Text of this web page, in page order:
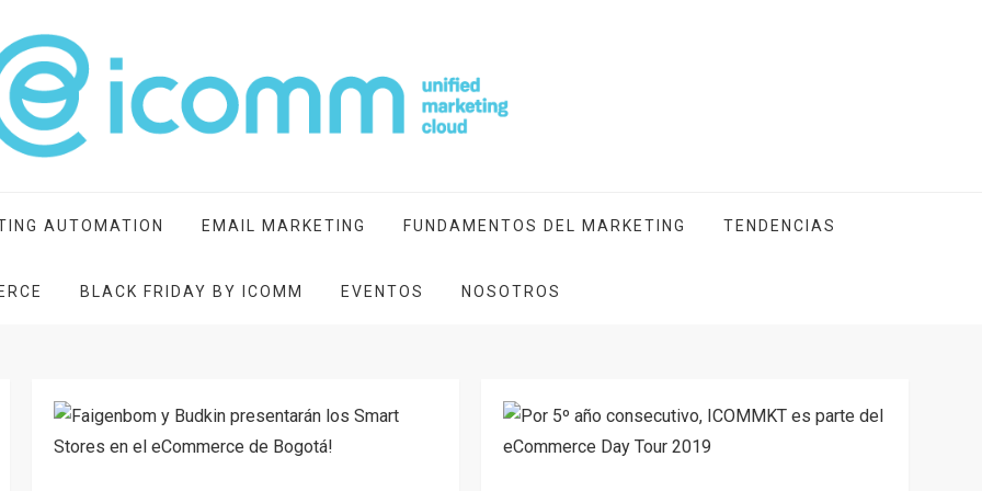
AUTOMATION EMAIL MARKETING FUNDAMENTOS DEL MARKETING TENDENCIAS
BLACK FRIDAY BY ICOMM EVENTOS NOSOTROS